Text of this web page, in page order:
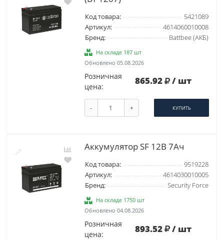
Код товара:
5421089
Артикул:
4614060010008
Бренд:
Battbee (АКБ)
На складе 187 шт
Обновлено 05.08.2026
Розничная
цена:
865.92 / шт
- + КУПИТЬ
Аккумулятор SF 12В 7Ач
Код товара:
9519228
Артикул:
4614030010005
Бренд:
Security Force
На складе 1750 шт
Обновлено 04.08.2026
Розничная
цена:
893.52 / шт